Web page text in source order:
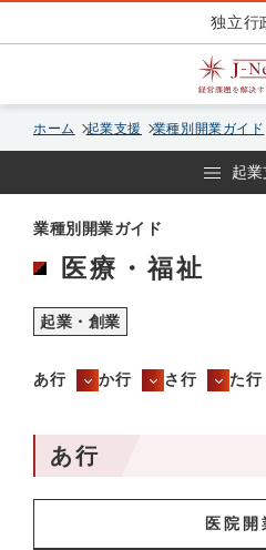
独立行
ホーム 起業支援 業種別開業ガイド
起業
業種別開業ガイド
医療・福祉
起業・創業
あ行 か行 さ行 た行
あ行
医院開